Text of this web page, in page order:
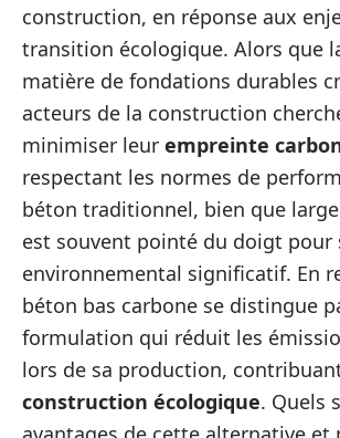
construction, en réponse aux
transition écologique. Alors que
matière de fondations durables
acteurs de la construction
minimiser leur empreinte
respectant les normes de
béton traditionnel, bien que
est souvent pointé du doigt pour
environnemental significatif. En
béton bas carbone se distingue
formulation qui réduit les
lors de sa production,
construction écologique. Quels